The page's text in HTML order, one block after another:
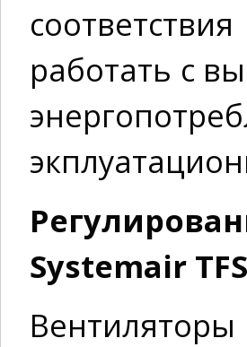
работать с
Systemair